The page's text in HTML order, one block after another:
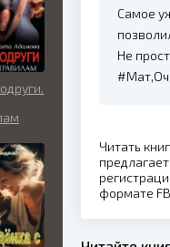
Самое
Не
Читать
формате